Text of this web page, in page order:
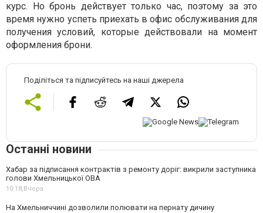
курс. Но бронь действует только час, поэтому за это
время нужно успеть приехать в офис обслуживания для
получения условий, которые действовали на момент
оформления брони.
Поділіться та підписуйтесь на наші джерела
Останні новини
Хабар за підписання контрактів з ремонту доріг: викрили заступника
голови Хмельницької ОВА
10:18,Вчора
На Хмельниччині дозволили полювати на пернату дичину